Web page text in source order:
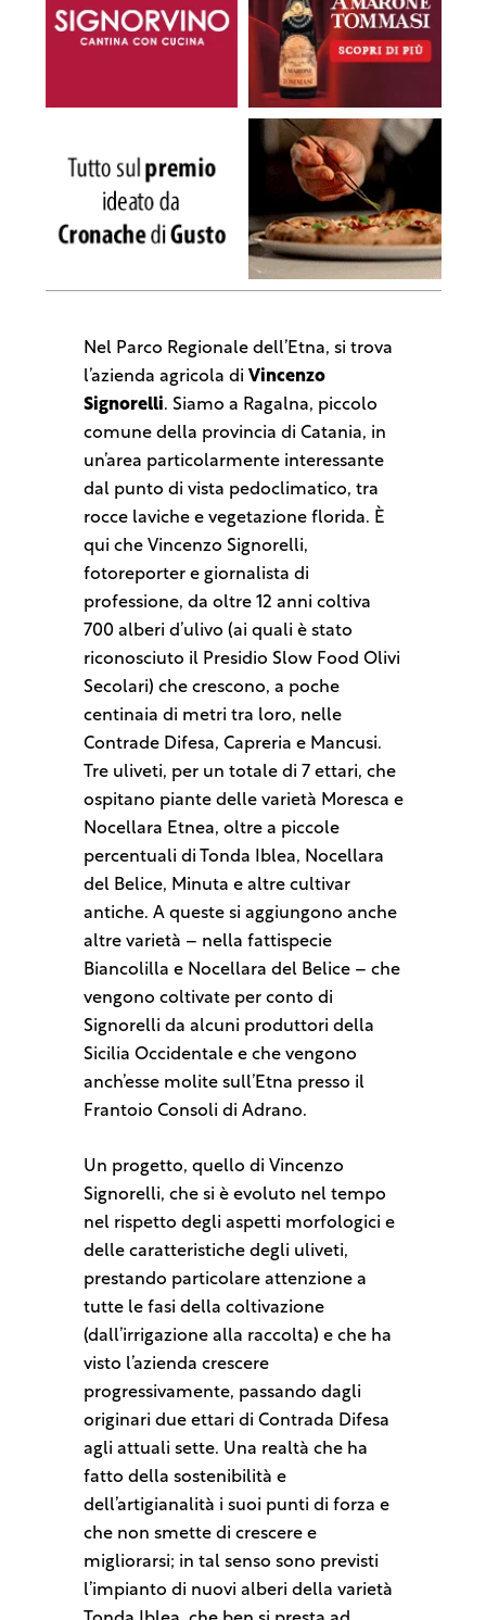
Nel Parco Regionale dell’Etna, si trova
l’azienda agricola di Vincenzo
Signorelli. Siamo a Ragalna, piccolo
comune della provincia di Catania, in
un’area particolarmente interessante
dal punto di vista pedoclimatico, tra
rocce laviche e vegetazione florida. È
qui che Vincenzo Signorelli,
fotoreporter e giornalista di
professione, da oltre 12 anni coltiva
700 alberi d’ulivo (ai quali è stato
riconosciuto il Presidio Slow Food Olivi
Secolari) che crescono, a poche
centinaia di metri tra loro, nelle
Contrade Difesa, Capreria e Mancusi.
Tre uliveti, per un totale di 7 ettari, che
ospitano piante delle varietà Moresca e
Nocellara Etnea, oltre a piccole
percentuali di Tonda Iblea, Nocellara
del Belice, Minuta e altre cultivar
antiche. A queste si aggiungono anche
altre varietà – nella fattispecie
Biancolilla e Nocellara del Belice – che
vengono coltivate per conto di
Signorelli da alcuni produttori della
Sicilia Occidentale e che vengono
anch’esse molite sull’Etna presso il
Frantoio Consoli di Adrano.
Un progetto, quello di Vincenzo
Signorelli, che si è evoluto nel tempo
nel rispetto degli aspetti morfologici e
delle caratteristiche degli uliveti,
prestando particolare attenzione a
tutte le fasi della coltivazione
(dall’irrigazione alla raccolta) e che ha
visto l’azienda crescere
progressivamente, passando dagli
originari due ettari di Contrada Difesa
agli attuali sette. Una realtà che ha
fatto della sostenibilità e
dell’artigianalità i suoi punti di forza e
che non smette di crescere e
migliorarsi; in tal senso sono previsti
l’impianto di nuovi alberi della varietà